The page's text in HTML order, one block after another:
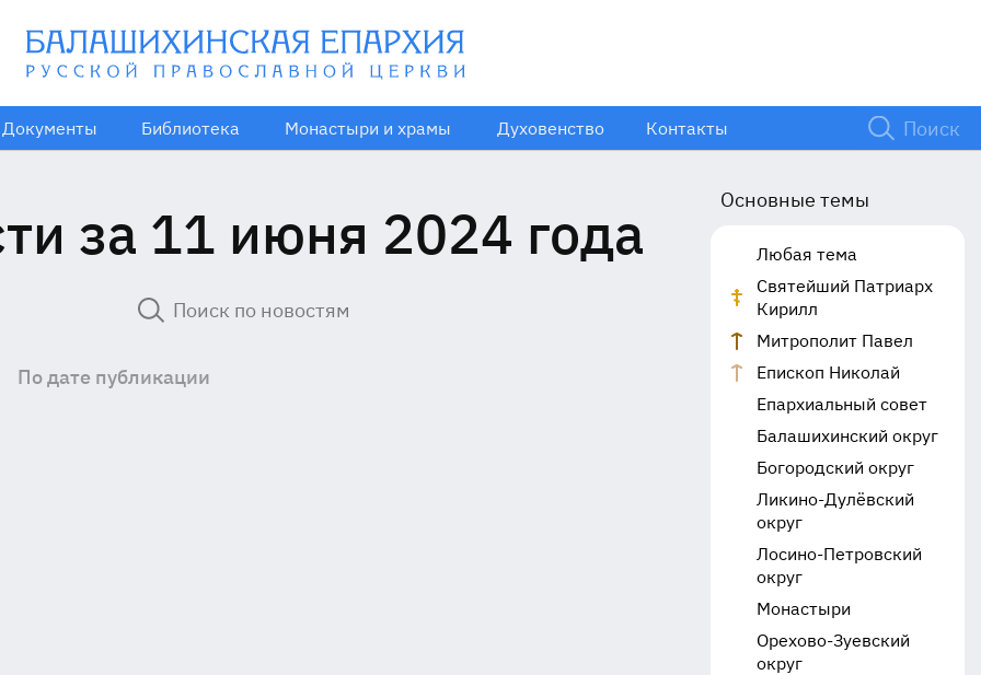
Документы Библиотека Монастыри и храмы Духовенство Контакты
за 11 июня 2024 года
По дате публикации
Основные темы
Любая тема
Святейший Патриарх
Кирилл
Митрополит Павел
Епископ Николай
Епархиальный совет
Балашихинский округ
Богородский округ
Ликино-Дулёвский
округ
Лосино-Петровский
округ
Монастыри
Орехово-Зуевский
округ